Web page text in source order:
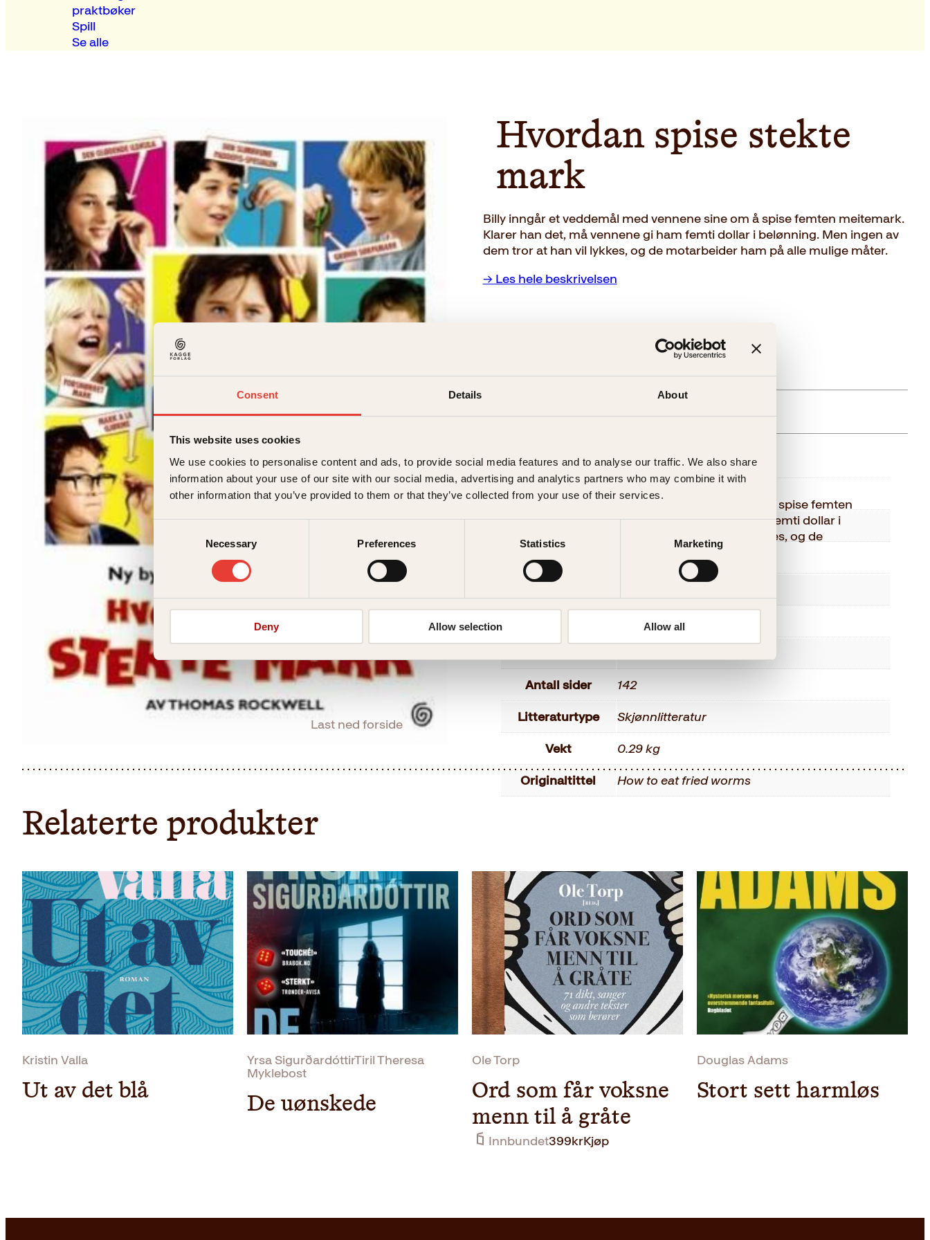
Consent Details About
This website uses cookies
We use cookies to personalise content and ads, to provide social media features and to analyse our traffic. We also share
information about your use of our site with our social media, advertising and analytics partners who may combine it with
other information that you’ve provided to them or that they’ve collected from your use of their services.
Selection
Necessary Preferences Statistics Marketing
Deny Allow selection Allow all
praktbøker
Spill
Se alle
Last ned forside
Hvordan spise stekte
mark
Billy inngår et veddemål med vennene sine om å spise femten meitemark.
Klarer han det, må vennene gi ham femti dollar i belønning. Men ingen av
dem tror at han vil lykkes, og de motarbeider ham på alle mulige måter.
→ Les hele beskrivelsen
Ikke på lagerIkke tilgjengelig (årsak uspesifisert)
Beskrivelse
Billy inngår et veddemål med vennene sine om å spise femten
meitemark. Klarer han det, må vennene gi ham femti dollar i
belønning. Men ingen av dem tror at han vil lykkes, og de
motarbeider ham på alle mulige måter.
Forlag Kagge Forlag AS,
Språk
2006
Antall sider 142
Litteraturtype Skjønnlitteratur
Vekt 0.29 kg
Originaltittel How to eat fried worms
Relaterte produkter
Kristin Valla
Ut av det blå
Yrsa SigurðardóttirTiril Theresa
Myklebost
De uønskede
Ole Torp
Ord som får voksne
menn til å gråte
Innbundet399krKjøp
Douglas Adams
Stort sett harmløs